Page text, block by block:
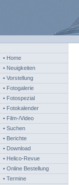
• Home
• Neuigkeiten
• Vorstellung
• Fotogalerie
• Fotospezial
• Fotokalender
• Film-/Video
• Suchen
• Berichte
• Download
• Helico-Revue
• Online Bestellung
• Termine